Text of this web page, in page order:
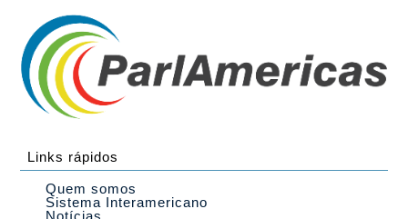
Links rápidos
Quem somos
Sistema Interamericano
Notícias